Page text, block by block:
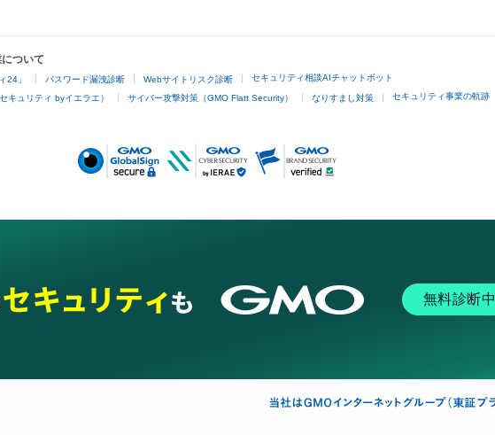
ついて
24」 パスワード漏洩診断 Webサイトリスク診断 セキュリティ相談AIチャットボット
キュリティ byイエラエ） サイバー攻撃対策（GMO Flatt Security） なりすまし対策 セキュリティ事業の軌跡
無料診断中